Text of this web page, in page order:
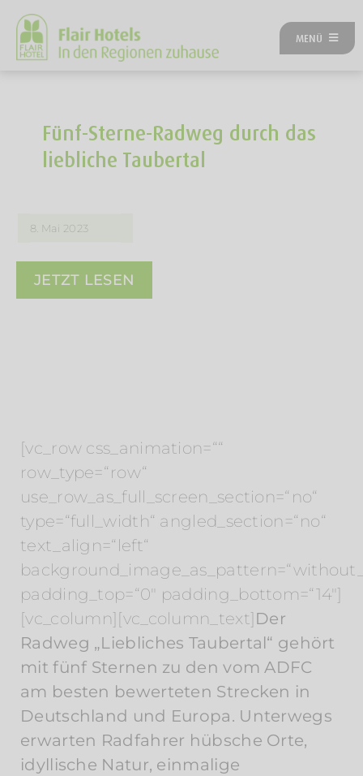
Zum
Inhalt
springen
MENÜ
UNSERE HOTELS
REISEKATEGORIEN
Fünf-Sterne-Radweg durch das
liebliche Taubertal
8. Mai 2023
JETZT LESEN
[vc_row css_animation=““
row_type=“row“
use_row_as_full_screen_section=“no“
type=“full_width“ angled_section=“no“
text_align=“left“
padding_top=“0″ padding_bottom=“14″]
[vc_column][vc_column_text] Der
Radweg „Liebliches Taubertal“ gehört
mit fünf Sternen zu den vom ADFC
am besten bewerteten Strecken in
Deutschland und Europa. Unterwegs
erwarten Radfahrer hübsche Orte,
idyllische Natur, einmalige